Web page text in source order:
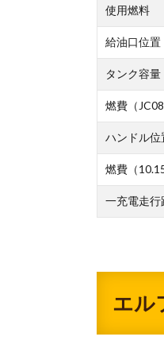
使用燃料
給油口位置
タンク容量
燃費（JC08
ハンドル位
燃費（10.15
一充電走行
エル